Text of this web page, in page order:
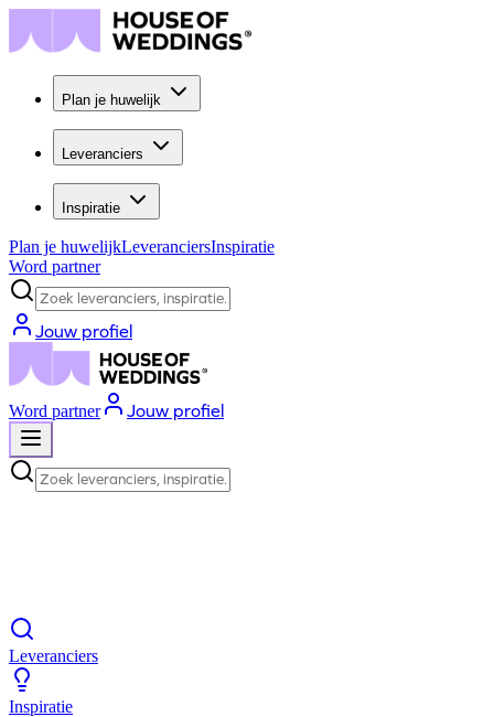
Plan je huwelijk
Leveranciers
Inspiratie
Plan je huwelijkLeveranciersInspiratie
Word partner
Zoek leveranciers, inspiratie...
Jouw profiel
Word partner Jouw profiel
Zoek leveranciers, inspiratie...
Leveranciers
Inspiratie